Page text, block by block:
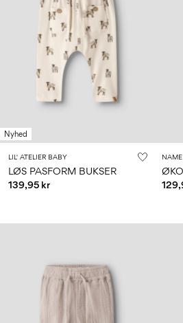
Nyhed
LIL' ATELIER BABY
LØS PASFORM BUKSER
139,95 kr